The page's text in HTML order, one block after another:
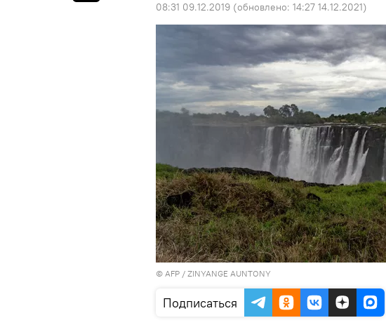
08:31 09.12.2019 (обновлено: 14:27 14.12.2021)
© AFP / ZINYANGE AUNTONY
Подписаться